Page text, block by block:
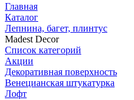
Главная
Каталог
Лепнина, багет, плинтус
Madest Decor
Список категорий
Акции
Декоративная поверхность
Венецианская штукатурка
Лофт